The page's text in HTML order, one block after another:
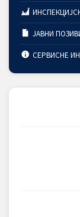
ЈАВНИ
СЕРВИСНЕ